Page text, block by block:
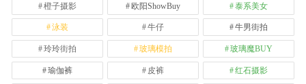
橙子摄影 欧阳ShowBuy 泰系美女
泳装 牛仔 牛男街拍
玲玲街拍 玻璃模拍 玻璃魔BUY
瑜伽裤 皮裤 红石摄影